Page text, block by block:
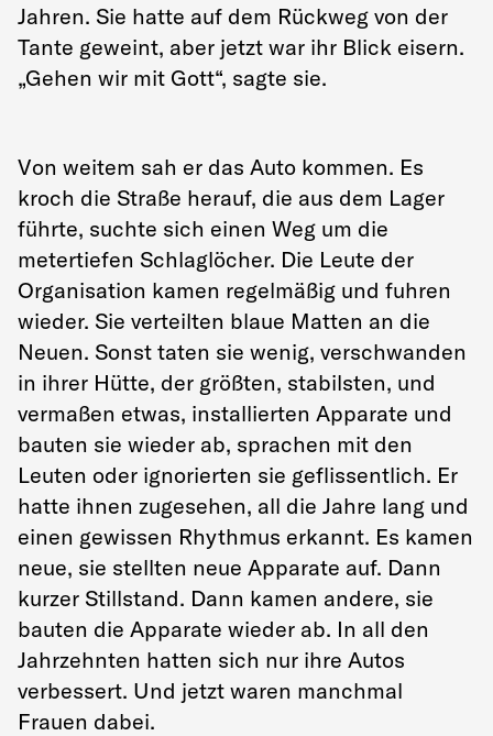
Jahren. Sie hatte auf dem Rückweg von der
Tante geweint, aber jetzt war ihr Blick eisern.
„Gehen wir mit Gott“, sagte sie.
Von weitem sah er das Auto kommen. Es
kroch die Straße herauf, die aus dem Lager
führte, suchte sich einen Weg um die
metertiefen Schlaglöcher. Die Leute der
Organisation kamen regelmäßig und fuhren
wieder. Sie verteilten blaue Matten an die
Neuen. Sonst taten sie wenig, verschwanden
in ihrer Hütte, der größten, stabilsten, und
vermaßen etwas, installierten Apparate und
bauten sie wieder ab, sprachen mit den
Leuten oder ignorierten sie geflissentlich. Er
hatte ihnen zugesehen, all die Jahre lang und
einen gewissen Rhythmus erkannt. Es kamen
neue, sie stellten neue Apparate auf. Dann
kurzer Stillstand. Dann kamen andere, sie
bauten die Apparate wieder ab. In all den
Jahrzehnten hatten sich nur ihre Autos
verbessert. Und jetzt waren manchmal
Frauen dabei.